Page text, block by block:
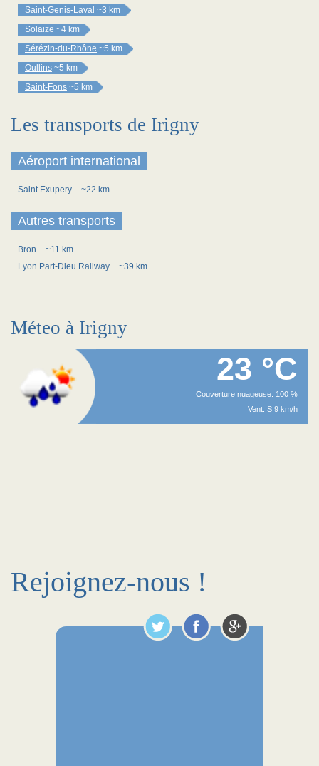
Saint-Genis-Laval ~3 km
Solaize ~4 km
Sérézin-du-Rhône ~5 km
Oullins ~5 km
Saint-Fons ~5 km
Les transports de Irigny
Aéroport international
Saint Exupery ~22 km
Autres transports
Bron
~11 km
Lyon Part-Dieu Railway
~39 km
Méteo à Irigny
23 °C
Couverture nuageuse: 100 %
Vent: S 9 km/h
Rejoignez-nous !